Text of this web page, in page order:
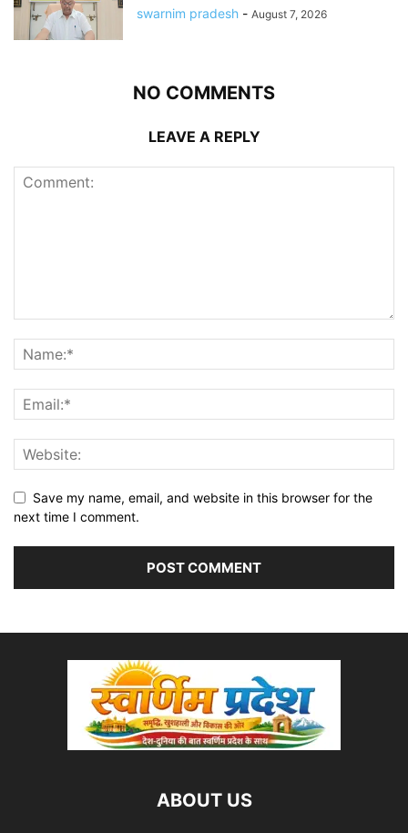
swarnim pradesh - August 7, 2026
NO COMMENTS
LEAVE A REPLY
Save my name, email, and website in this browser for the
next time I comment.
ABOUT US